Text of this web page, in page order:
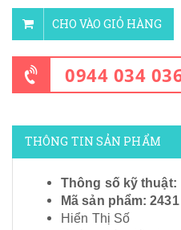
CHO VÀO GIỎ HÀNG
0944 034
THÔNG TIN SẢN PHẨM
Thông số kỹ thuật:
Mã sản phẩm: 2431
Hiển Thị Số